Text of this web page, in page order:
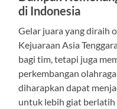
di Indonesia
Gelar juara yang diraih
Kejuaraan Asia
bagi tim, tetapi juga
perkembangan
diharapkan dapat
untuk lebih giat berlatih